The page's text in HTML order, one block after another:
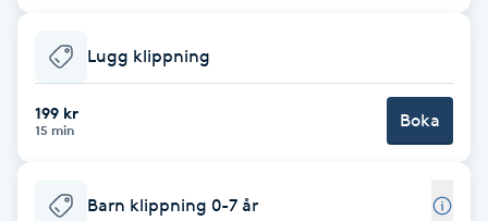
Barnklippning
BIAB
Blowout
Lugg klippning
199 kr
15 min Boka
Barn klippning 0-7 år